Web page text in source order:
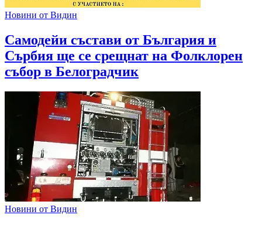
Новини от Видин
Самодейи състави от България и
Сърбия ще се срещнат на Фолклорен
събор в Белоградчик
Новини от Видин